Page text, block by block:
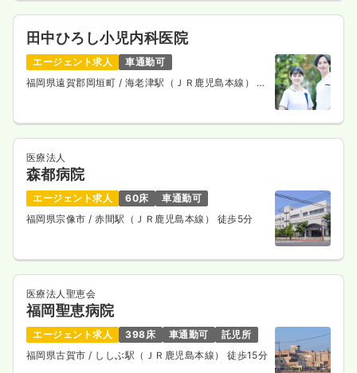
田中ひろし小児内科医院
エージェント求人
車通勤可
福岡県遠賀郡岡垣町 / 海老津駅（ＪＲ鹿児島本線） バ
医療法人
森都病院
エージェント求人 60床
車通勤可
福岡県宗像市/ 赤間駅（ＪＲ鹿児島本線） 徒歩5分
医療法人聖恵会
福岡聖恵病院
エージェント求人 398床 車通勤可
託児所
福岡県古賀市/ ししぶ駅（ＪＲ鹿児島本線） 徒歩15分